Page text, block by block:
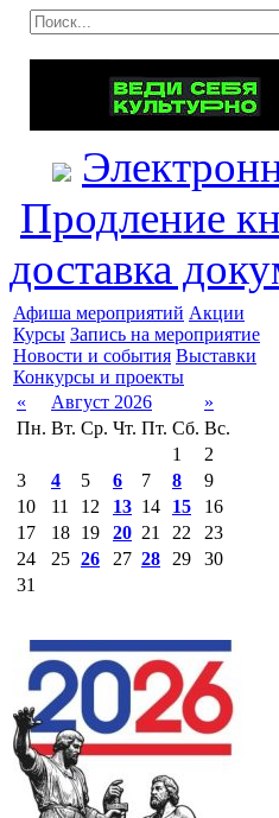
Продление
доставка
Афиша мероприятий Акции
Курсы Запись на мероприятие
Новости и события Выставки
Конкурсы и проекты
«
Август 2026
»
Пн. Вт. Ср. Чт. Пт. Сб. Вс.
1
2
3
4 5 6 7 8
9
10
11 12 13 14 15
16
17
18 19 20 21 22
23
24
25 26 27 28 29
30
31